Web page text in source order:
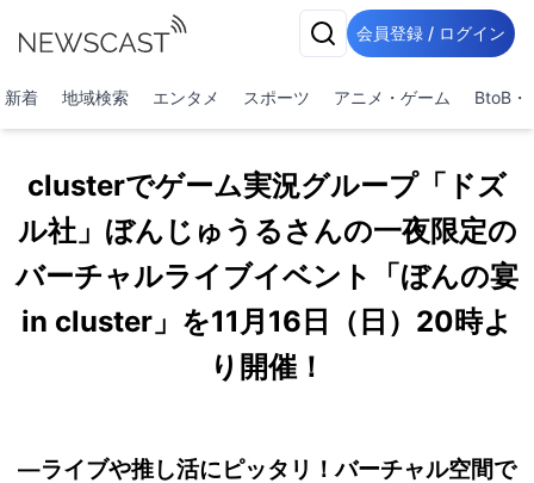
会員登録 / ログイン
新着 地域検索 エンタメ スポーツ アニメ・ゲーム BtoB・
clusterでゲーム実況グループ「ドズ
ル社」ぼんじゅうるさんの一夜限定の
バーチャルライブイベント「ぼんの宴
in cluster」を11月16日（日）20時よ
り開催！
―ライブや推し活にピッタリ！バーチャル空間で